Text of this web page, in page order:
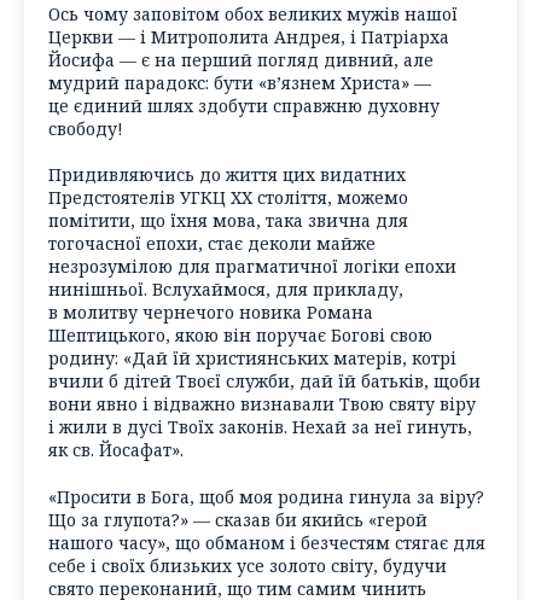
Ось чому заповітом обох великих мужів нашої
Церкви — і Митрополита Андрея, і Патріарха
Йосифа — є на перший погляд дивний, але
мудрий парадокс: бути «в’язнем Христа» —
це єдиний шлях здобути справжню духовну
свободу!
Придивляючись до життя цих видатних
Предстоятелів УГКЦ XX століття, можемо
помітити, що їхня мова, така звична для
тогочасної епохи, стає деколи майже
незрозумілою для прагматичної логіки епохи
нинішньої. Вслухаймося, для прикладу,
в молитву чернечого новика Романа
Шептицького, якою він поручає Богові свою
родину: «Дай їй християнських матерів, котрі
вчили б дітей Твоєї служби, дай їй батьків, щоби
вони явно і відважно визнавали Твою святу віру
і жили в дусі Твоїх законів. Нехай за неї гинуть,
як св. Йосафат».
«Просити в Бога, щоб моя родина гинула за віру?
Що за глупота?» — сказав би якийсь «герой
нашого часу», що обманом і безчестям стягає для
себе і своїх близьких усе золото світу, будучи
свято переконаний, що тим самим чинить